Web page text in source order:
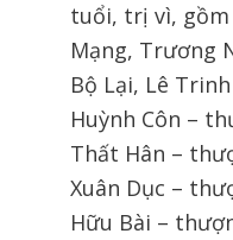
tuổi, trị vì, gồm
Mạng, Trương
Bộ Lại, Lê
Huỳnh Côn –
Thất Hân –
Xuân Dục –
Hữu Bài –